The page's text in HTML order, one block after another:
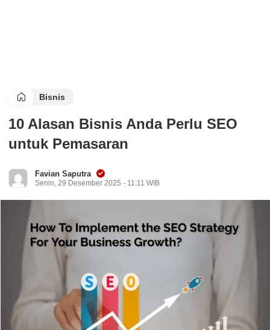
Bisnis
10 Alasan Bisnis Anda Perlu SEO
untuk Pemasaran
Favian Saputra
Senin, 29 Desember 2025 - 11:11 WIB